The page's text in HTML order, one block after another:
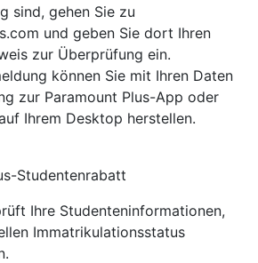
sind, gehen Sie zu
und geben Sie dort Ihren
zur Überprüfung ein.
können Sie mit Ihren Daten
zur Paramount Plus-App oder
Ihrem Desktop herstellen.
Studentenrabatt
Ihre Studenteninformationen,
Immatrikulationsstatus